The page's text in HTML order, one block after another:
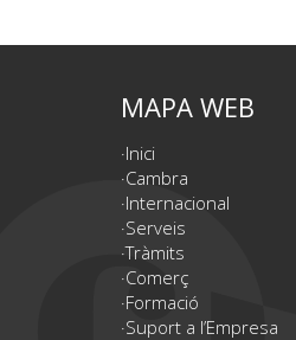
MAPA WEB
Inici
Cambra
Internacional
Serveis
Tràmits
Comerç
Formació
Suport a l’Empresa